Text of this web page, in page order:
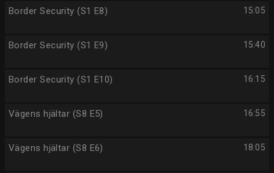
15:05
Border Security (S1 E8)
15:40
Border Security (S1 E9)
16:15
Border Security (S1 E10)
16:55
Vägens hjältar (S8 E5)
18:05
Vägens hjältar (S8 E6)